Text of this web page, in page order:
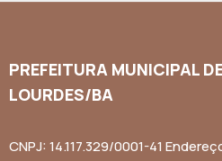
PREFEITURA MUNICIPAL
LOURDES/BA
CNPJ: 14.117.329/0001-41